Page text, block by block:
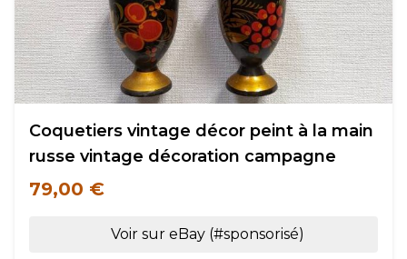
Coquetiers vintage décor peint à la main
russe vintage décoration campagne
79,00 €
Voir sur eBay (#sponsorisé)